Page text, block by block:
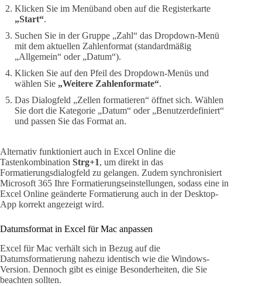
Klicken Sie im Menüband oben auf die Registerkarte
„Start“.
Suchen Sie in der Gruppe „Zahl“ das Dropdown-Menü
mit dem aktuellen Zahlenformat (standardmäßig
„Allgemein“ oder „Datum“).
Klicken Sie auf den Pfeil des Dropdown-Menüs und
wählen Sie „Weitere Zahlenformate“.
Das Dialogfeld „Zellen formatieren“ öffnet sich. Wählen
Sie dort die Kategorie „Datum“ oder „Benutzerdefiniert“
und passen Sie das Format an.
Alternativ funktioniert auch in Excel Online die
Tastenkombination Strg+1, um direkt in das
Formatierungsdialogfeld zu gelangen. Zudem synchronisiert
Microsoft 365 Ihre Formatierungseinstellungen, sodass eine in
Excel Online geänderte Formatierung auch in der Desktop-
App korrekt angezeigt wird.
Datumsformat in Excel für Mac anpassen
Excel für Mac verhält sich in Bezug auf die
Datumsformatierung nahezu identisch wie die Windows-
Version. Dennoch gibt es einige Besonderheiten, die Sie
beachten sollten.